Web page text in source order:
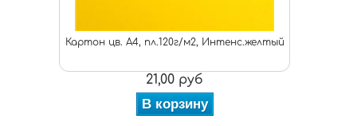
Картон цв. А4, пл.120г/м2, Интенс.желтый
21,00 руб
В корзину